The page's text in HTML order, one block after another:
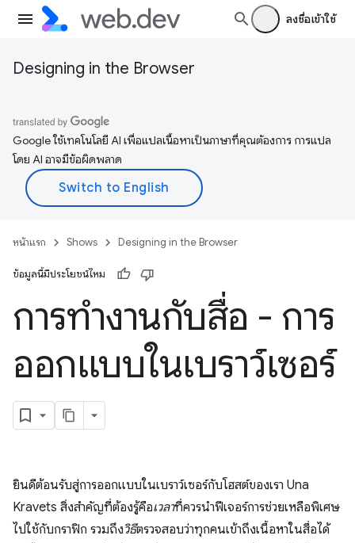
ลงชื่อเข้าใช้
Designing in the Browser
Google ใช้เทคโนโลยี AI เพื่อแปลเนื้อหาเป็นภาษาที่คุณต้องการ การแปล
โดย AI อาจมีข้อผิดพลาด
หน้าแรก Shows Designing in the Browser
ข้อมูลนี้มีประโยชน์ไหม
การทำงานกับสื่อ - การ
ออกแบบในเบราว์เซอร์
ยินดีต้อนรับสู่การออกแบบในเบราว์เซอร์กับโฮสต์ของเรา Una
Kravets สิ่งสำคัญที่ต้องรู้คือเวลาที่ควรนำฟีเจอร์การช่วยเหลือพิเศษ
ไปใช้กับกราฟิก รวมถึงวิธีตรวจสอบว่าทุกคนเข้าถึงเนื้อหาในสื่อได้